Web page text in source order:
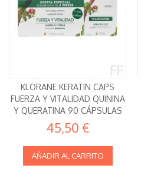
KLORANE KERATIN CAPS
FUERZA Y VITALIDAD QUININA
Y QUERATINA 90 CÁPSULAS
45,50 €
AÑADIR AL CARRITO